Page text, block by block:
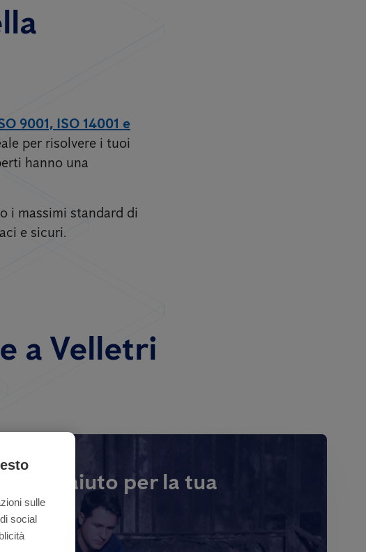
9001, ISO 14001 e
per risolvere i tuoi
hanno una
i massimi standard di
e sicuri.
a Velletri
di aiuto per la tua
sulle
social